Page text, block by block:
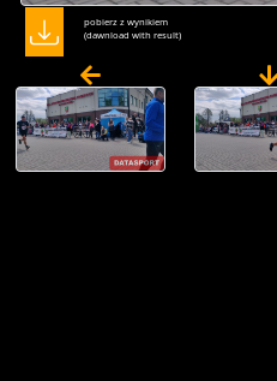
pobierz z wynikiem
(dawnload with result)